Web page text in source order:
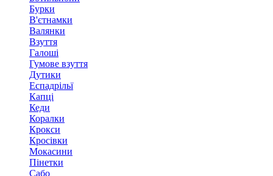
Бурки
В'єтнамки
Валянки
Взуття
Галоші
Гумове взуття
Дутики
Еспадрільї
Капці
Кеди
Коралки
Крокси
Кросівки
Мокасини
Пінетки
Сабо